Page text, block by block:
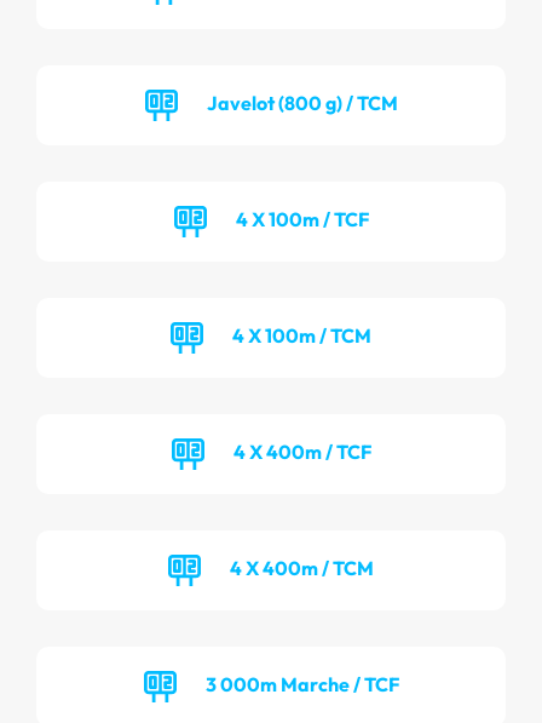
Javelot (800 g) / TCM
4 X 100m / TCF
4 X 100m / TCM
4 X 400m / TCF
4 X 400m / TCM
3 000m Marche / TCF